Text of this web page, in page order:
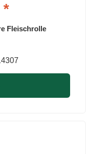
*
Fleischrolle